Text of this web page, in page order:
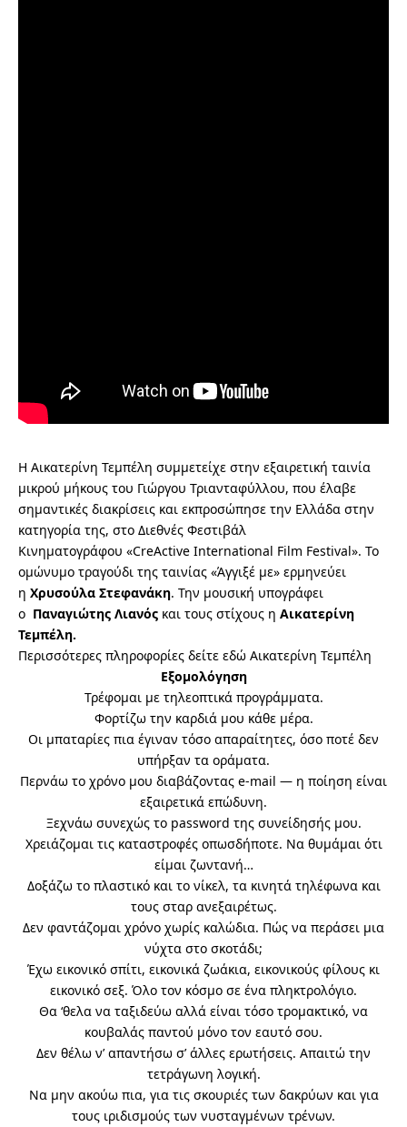
Η Αικατερίνη Τεμπέλη συμμετείχε στην εξαιρετική ταινία
μικρού μήκους του Γιώργου Τριανταφύλλου, που έλαβε
σημαντικές διακρίσεις και εκπροσώπησε την Ελλάδα στην
κατηγορία της, στο Διεθνές Φεστιβάλ
Κινηματογράφου «CreActive International Film Festival». Το
ομώνυμο τραγούδι της ταινίας «Άγγιξέ με» ερμηνεύει
η Χρυσούλα Στεφανάκη. Την μουσική υπογράφει
ο Παναγιώτης Λιανός και τους στίχους η Αικατερίνη
Τεμπέλη.
Περισσότερες πληροφορίες δείτε εδώ Αικατερίνη Τεμπέλη
Εξομολόγηση
Τρέφομαι με τηλεοπτικά προγράμματα.
Φορτίζω την καρδιά μου κάθε μέρα.
Οι μπαταρίες πια έγιναν τόσο απαραίτητες, όσο ποτέ δεν
υπήρξαν τα οράματα.
Περνάω το χρόνο μου διαβάζοντας e-mail — η ποίηση είναι
εξαιρετικά επώδυνη.
Ξεχνάω συνεχώς το password της συνείδησής μου.
Χρειάζομαι τις καταστροφές οπωσδήποτε. Να θυμάμαι ότι
είμαι ζωντανή…
Δοξάζω το πλαστικό και το νίκελ, τα κινητά τηλέφωνα και
τους σταρ ανεξαιρέτως.
Δεν φαντάζομαι χρόνο χωρίς καλώδια. Πώς να περάσει μια
νύχτα στο σκοτάδι;
Έχω εικονικό σπίτι, εικονικά ζωάκια, εικονικούς φίλους κι
εικονικό σεξ. Όλο τον κόσμο σε ένα πληκτρολόγιο.
Θα ‘θελα να ταξιδεύω αλλά είναι τόσο τρομακτικό, να
κουβαλάς παντού μόνο τον εαυτό σου.
Δεν θέλω ν’ απαντήσω σ’ άλλες ερωτήσεις. Απαιτώ την
τετράγωνη λογική.
Να μην ακούω πια, για τις σκουριές των δακρύων και για
τους ιριδισμούς των νυσταγμένων τρένων.